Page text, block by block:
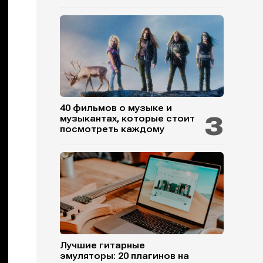
40 фильмов о музыке и
музыкантах, которые стоит
посмотреть каждому
Лучшие гитарные
эмуляторы: 20 плагинов на